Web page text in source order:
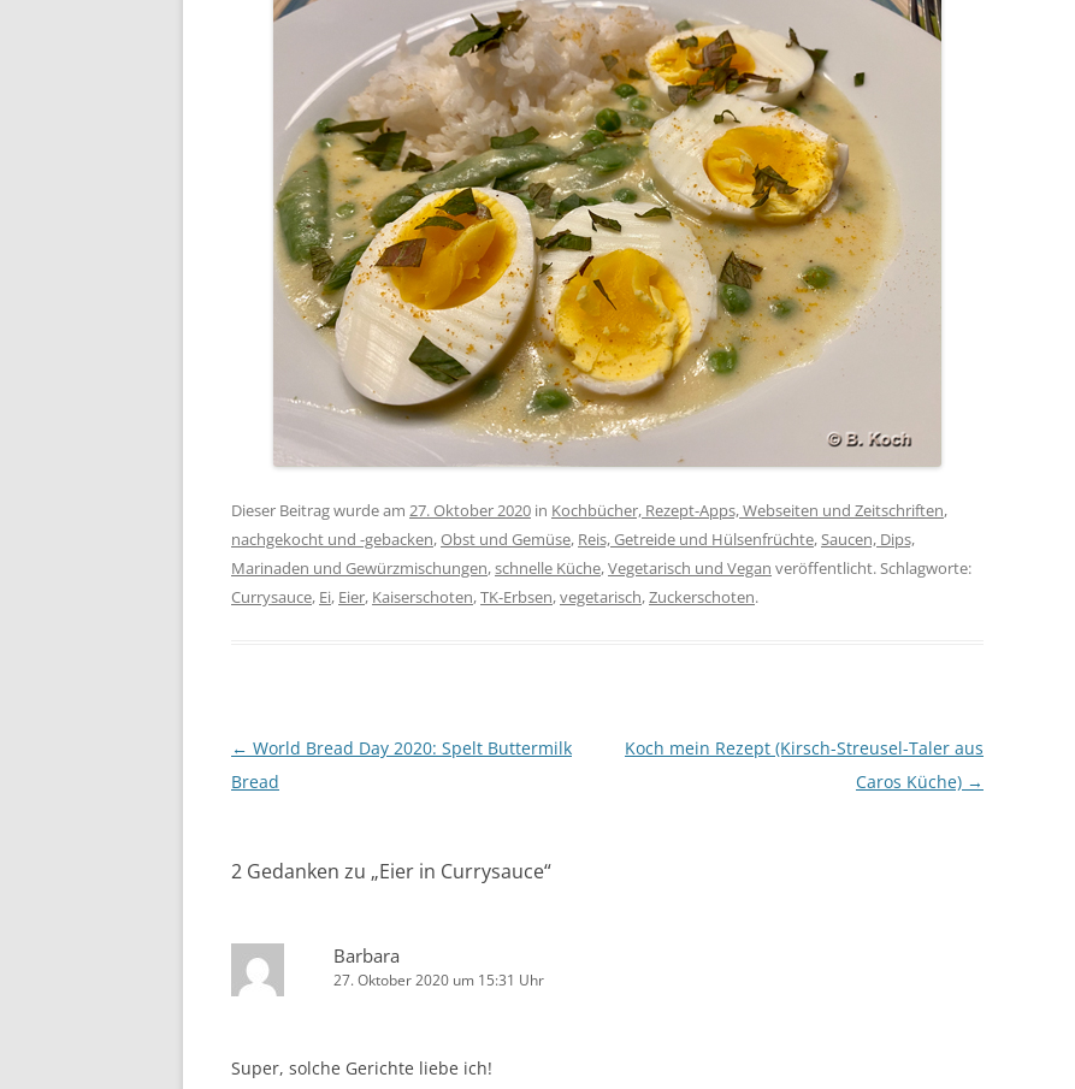
Dieser Beitrag wurde am 27. Oktober 2020 in Kochbücher, Rezept-Apps, Webseiten und Zeitschriften,
nachgekocht und -gebacken,Obst und Gemüse, Reis, Getreide und Hülsenfrüchte,Saucen, Dips,
Marinaden und Gewürzmischungen,schnelle Küche,Vegetarisch und Vegan veröffentlicht. Schlagworte:
Currysauce, Ei, Eier, Kaiserschoten,TK-Erbsen,vegetarisch,Zuckerschoten.
Beitragsnavigation
← World Bread Day 2020: Spelt Buttermilk
Bread
Koch mein Rezept (Kirsch-Streusel-Taler aus
Caros Küche) →
2 Gedanken zu „Eier in Currysauce“
Barbara
27. Oktober 2020 um 15:31 Uhr
Super, solche Gerichte liebe ich!